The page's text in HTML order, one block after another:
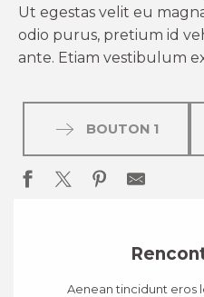
Ut egestas velit eu
odio purus, pretium id
ante. Etiam vestibulum
BOUTON 1
Aenean tincidunt eros